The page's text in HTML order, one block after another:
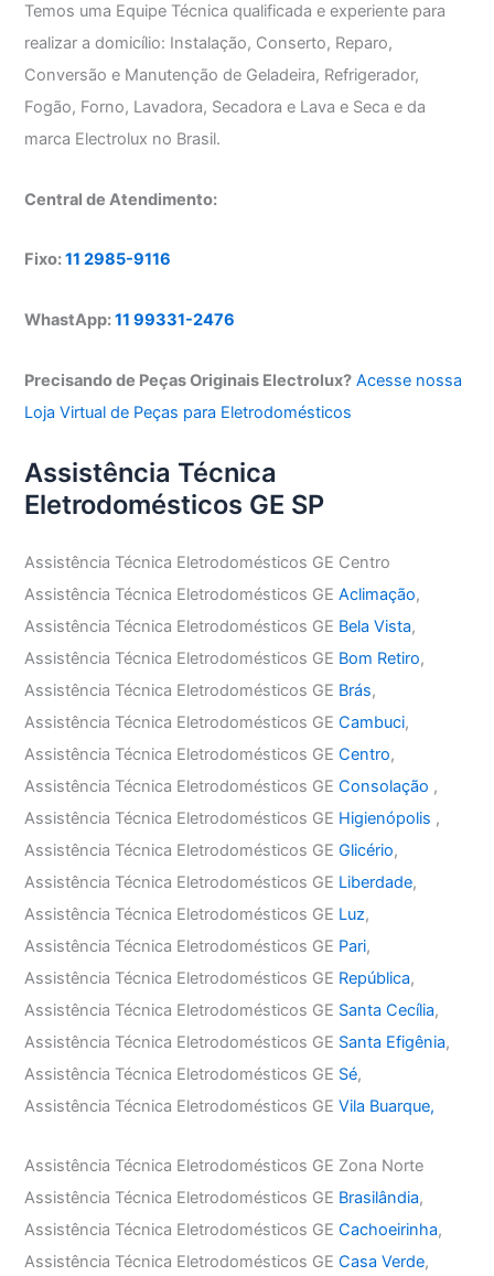
Temos uma Equipe Técnica qualificada e experiente para
realizar a domicílio: Instalação, Conserto, Reparo,
Conversão e Manutenção de Geladeira, Refrigerador,
Fogão, Forno, Lavadora, Secadora e Lava e Seca e da
marca Electrolux no Brasil.
Central de Atendimento:
Fixo:11 2985-9116
WhastApp:11 99331-2476
Precisando de Peças Originais Electrolux? Acesse nossa
Loja Virtual de Peças para Eletrodomésticos
Assistência Técnica
Eletrodomésticos GE SP
Assistência Técnica Eletrodomésticos GE Centro
Assistência Técnica Eletrodomésticos GEAclimação,
Assistência Técnica Eletrodomésticos GE Bela Vista,
Assistência Técnica Eletrodomésticos GE Bom Retiro,
Assistência Técnica Eletrodomésticos GE Brás,
Assistência Técnica Eletrodomésticos GECambuci,
Assistência Técnica Eletrodomésticos GECentro,
Assistência Técnica Eletrodomésticos GEConsolação ,
Assistência Técnica Eletrodomésticos GE Higienópolis ,
Assistência Técnica Eletrodomésticos GEGlicério,
Assistência Técnica Eletrodomésticos GE Liberdade,
Assistência Técnica Eletrodomésticos GE Luz,
Assistência Técnica Eletrodomésticos GE Pari,
Assistência Técnica Eletrodomésticos GE República,
Assistência Técnica Eletrodomésticos GE Santa Cecília,
Assistência Técnica Eletrodomésticos GE Santa Efigênia,
Assistência Técnica Eletrodomésticos GE Sé,
Assistência Técnica Eletrodomésticos GEVila Buarque,
Assistência Técnica Eletrodomésticos GE Zona Norte
Assistência Técnica Eletrodomésticos GE Brasilândia,
Assistência Técnica Eletrodomésticos GECachoeirinha,
Assistência Técnica Eletrodomésticos GECasa Verde,